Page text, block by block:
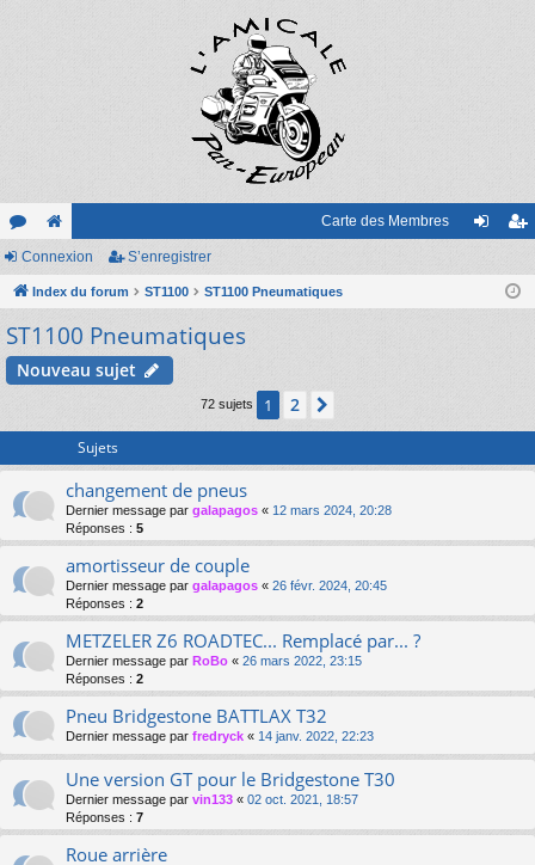
or
u
m
e
sit
e
Carte des Membres
nr
r
Connexion S’enregistrer
Index du forum ST1100 ST1100 Pneumatiques
ST1100 Pneumatiques
Nouveau sujet
72 sujets 1 2
Sujets
changement de pneus
Dernier message par galapagos « 12 mars 2024, 20:28
Réponses : 5
amortisseur de couple
Dernier message par galapagos « 26 févr. 2024, 20:45
Réponses : 2
METZELER Z6 ROADTEC... Remplacé par... ?
Dernier message par RoBo « 26 mars 2022, 23:15
Réponses : 2
Pneu Bridgestone BATTLAX T32
Dernier message par fredryck « 14 janv. 2022, 22:23
Une version GT pour le Bridgestone T30
Dernier message par vin133 « 02 oct. 2021, 18:57
Réponses : 7
Roue arrière